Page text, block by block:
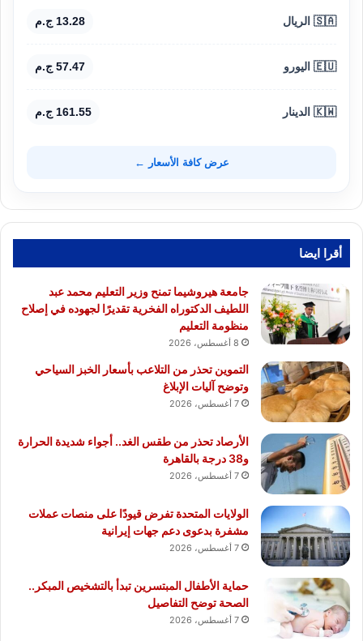
🇸🇦 الريال 13.28 ج.م
🇪🇺 اليورو 57.47 ج.م
🇰🇼 الدينار 161.55 ج.م
عرض كافة الأسعار ←
أقرا ايضا
جامعة هيروشيما تمنح وزير التعليم محمد عبد
اللطيف الدكتوراه الفخرية تقديرًا لجهوده في إصلاح
منظومة التعليم
8 أغسطس، 2026
التموين تحذر من التلاعب بأسعار الخبز السياحي
وتوضح آليات الإبلاغ
7 أغسطس، 2026
الأرصاد تحذر من طقس الغد.. أجواء شديدة الحرارة
و38 درجة بالقاهرة
7 أغسطس، 2026
الولايات المتحدة تفرض قيودًا على منصات عملات
مشفرة بدعوى دعم جهات إيرانية
7 أغسطس، 2026
حماية الأطفال المبتسرين تبدأ بالتشخيص المبكر..
الصحة توضح التفاصيل
7 أغسطس، 2026